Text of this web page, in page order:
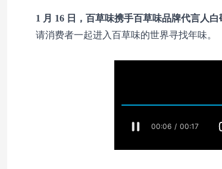
1 月 16 日，百草味携手百草味品牌代言人
请消费者一起进入百草味的世界寻找年味。